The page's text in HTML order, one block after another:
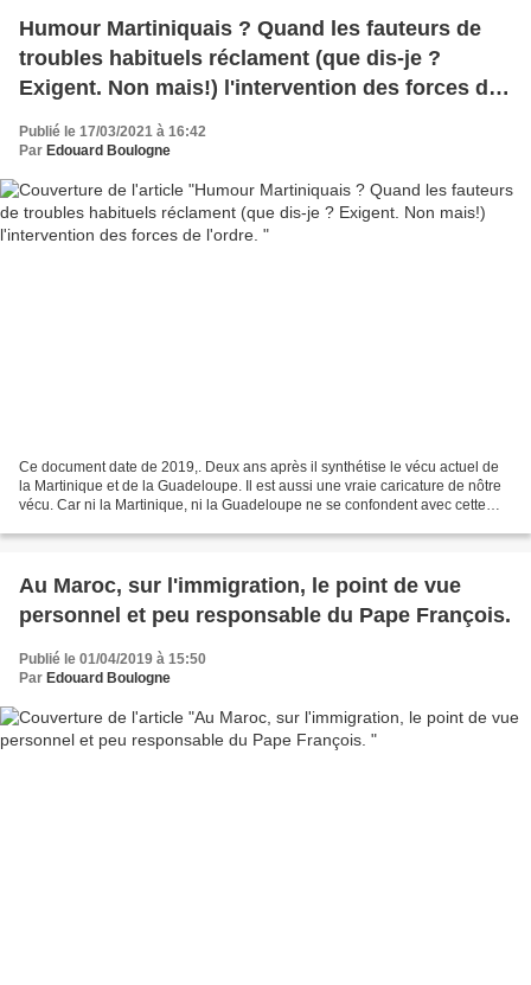
Humour Martiniquais ? Quand les fauteurs de
troubles habituels réclament (que dis-je ?
Exigent. Non mais!) l'intervention des forces de
Publié le 17/03/2021 à 16:42
Par Edouard Boulogne
Ce document date de 2019,. Deux ans après il synthétise le vécu actuel de
la Martinique et de la Guadeloupe. Il est aussi une vraie caricature de nôtre
vécu. Car ni la Martinique, ni la Guadeloupe ne se confondent avec cette
Au Maroc, sur l'immigration, le point de vue
personnel et peu responsable du Pape François.
Publié le 01/04/2019 à 15:50
Par Edouard Boulogne